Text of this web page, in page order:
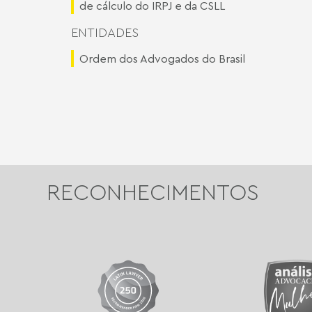
de cálculo do IRPJ e da CSLL
ENTIDADES
Ordem dos Advogados do Brasil
RECONHECIMENTOS